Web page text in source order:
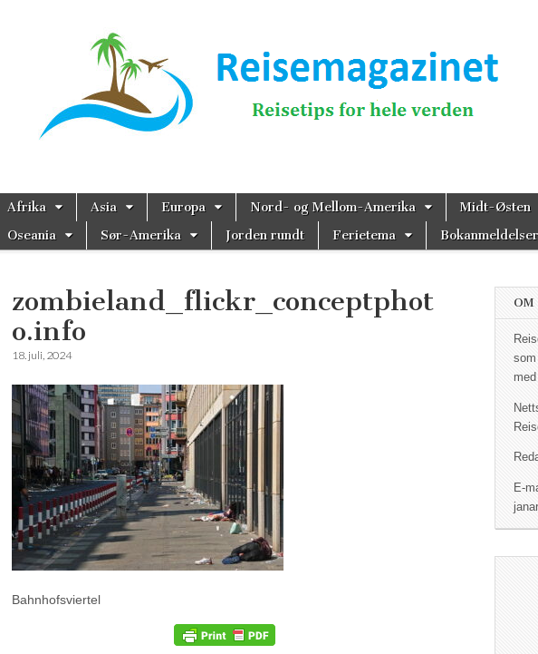
Reisemagazinet
Skip to content
Afrika Asia Europa Nord- og Mellom-Amerika Midt-Østen
Oseania
Sør-Amerika Jorden rundt Ferietema Bokanmeldelser
zombieland_flickr_conceptphot
o.info
18. juli, 2024
Bahnhofsviertel
OM
E-